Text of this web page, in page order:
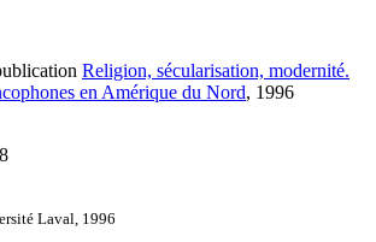
Religion, sécularisation, modernité.
en Amérique du Nord, 1996
Laval, 1996